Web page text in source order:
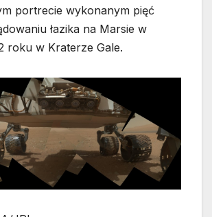
portrecie wykonanym pięć
łazika na Marsie w
roku w Kraterze Gale.